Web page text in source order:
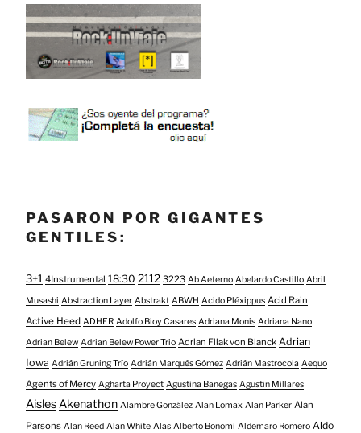
PASARON POR GIGANTES
GENTILES:
3+1 4Instrumental 18:30 2112 3223 Ab Aeterno Abelardo Castillo Abril
Musashi Abstraction Layer Abstrakt ABWH Acido Pléxippus Acid Rain
Active Heed ADHER Adolfo Bioy Casares Adriana Monis Adriana Nano
Adrian Belew Adrian Belew Power Trio Adrian Filak von Blanck Adrian
Iowa Adrián Gruning Trío Adrián Marqués Gómez Adrián Mastrocola Aequo
Agents of Mercy Agharta Proyect Agustina Banegas Agustín Millares
AislesAkenathon Alambre González Alan Lomax Alan Parker Alan
Parsons Alan Reed Alan White Alas Alberto Bonomi Aldemaro Romero Aldo